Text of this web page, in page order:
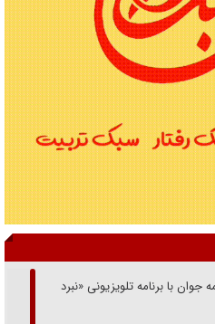
جوان با برنامه تلویزیونی «نبرد